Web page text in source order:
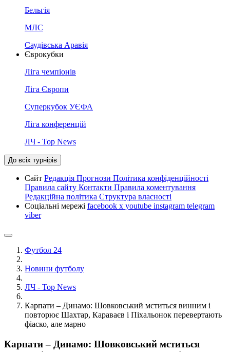
Бельгія
МЛС
Саудівська Аравія
Єврокубки
Ліга чемпіонів
Ліга Європи
Суперкубок УЄФА
Ліга конференцій
ЛЧ - Top News
До всіх турнірів
Сайт Редакція Прогнози Політика конфіденційності
Правила сайту Контакти Правила коментування
Редакційна політика Структура власності
Соціальні мережі facebook x youtube instagram telegram
viber
Футбол 24
Новини футболу
ЛЧ - Top News
Карпати – Динамо: Шовковський мститься винним і
повторює Шахтар, Караваєв і Піхальонок перевертають
фіаско, але марно
Карпати – Динамо: Шовковський мститься